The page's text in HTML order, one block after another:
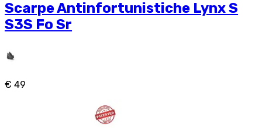
Scarpe Antinfortunistiche Lynx S
S3S Fo Sr
€ 49